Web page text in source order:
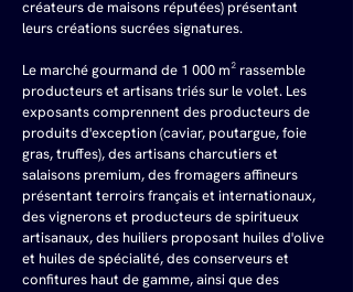
créateurs de maisons réputées) présentant
leurs créations sucrées signatures.
Le marché gourmand de 1 000 m² rassemble
producteurs et artisans triés sur le volet. Les
exposants comprennent des producteurs de
produits d'exception (caviar, poutargue, foie
gras, truffes), des artisans charcutiers et
salaisons premium, des fromagers affineurs
présentant terroirs français et internationaux,
des vignerons et producteurs de spiritueux
artisanaux, des huiliers proposant huiles d'olive
et huiles de spécialité, des conserveurs et
confitures haut de gamme, ainsi que des